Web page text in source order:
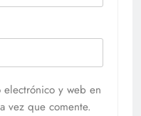
y web en
vez que comente.